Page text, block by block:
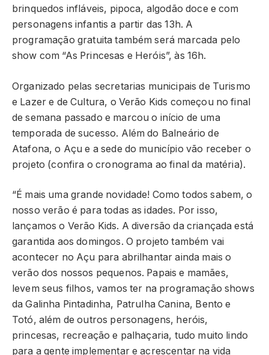
brinquedos infláveis, pipoca, algodão doce e com
personagens infantis a partir das 13h. A
programação gratuita também será marcada pelo
show com “As Princesas e Heróis”, às 16h.
Organizado pelas secretarias municipais de Turismo
e Lazer e de Cultura, o Verão Kids começou no final
de semana passado e marcou o início de uma
temporada de sucesso. Além do Balneário de
Atafona, o Açu e a sede do município vão receber o
projeto (confira o cronograma ao final da matéria).
“É mais uma grande novidade! Como todos sabem, o
nosso verão é para todas as idades. Por isso,
lançamos o Verão Kids. A diversão da criançada está
garantida aos domingos. O projeto também vai
acontecer no Açu para abrilhantar ainda mais o
verão dos nossos pequenos. Papais e mamães,
levem seus filhos, vamos ter na programação shows
da Galinha Pintadinha, Patrulha Canina, Bento e
Totó, além de outros personagens, heróis,
princesas, recreação e palhaçaria, tudo muito lindo
para a gente implementar e acrescentar na vida